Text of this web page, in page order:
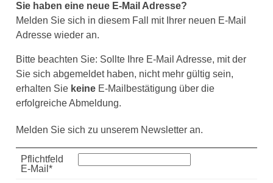
Sie haben eine neue E-Mail Adresse?
Melden Sie sich in diesem Fall mit Ihrer neuen E-Mail
Adresse wieder an.
Bitte beachten Sie: Sollte Ihre E-Mail Adresse, mit der
Sie sich abgemeldet haben, nicht mehr gültig sein,
erhalten Sie keine E-Mailbestätigung über die
erfolgreiche Abmeldung.
Melden Sie sich zu unserem Newsletter an.
Pflichtfeld
E-Mail *